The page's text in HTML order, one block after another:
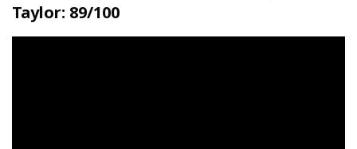
Taylor: 89/100